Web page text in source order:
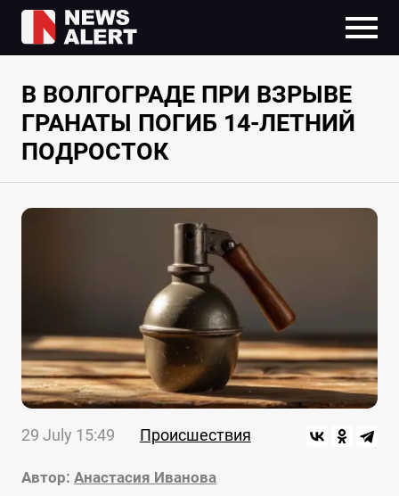
В ВОЛГОГРАДЕ ПРИ ВЗРЫВЕ
ГРАНАТЫ ПОГИБ 14-ЛЕТНИЙ
ПОДРОСТОК
29 July 15:49 Происшествия
Автор: Анастасия Иванова